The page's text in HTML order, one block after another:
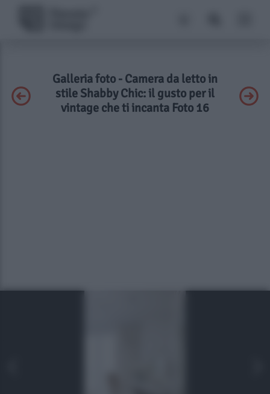
Galleria foto - Camera da letto in
stile Shabby Chic: il gusto per il
vintage che ti incanta Foto 16